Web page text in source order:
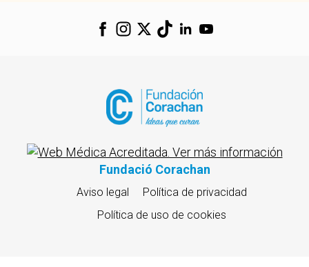
Fundació Corachan
Aviso legal
Política de privacidad
Política de uso de cookies